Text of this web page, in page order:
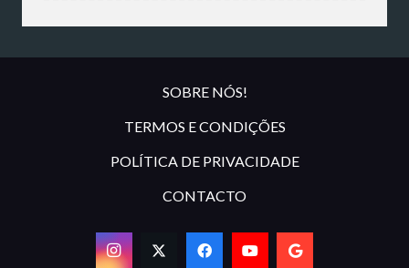
SOBRE NÓS!
TERMOS E CONDIÇÕES
POLÍTICA DE PRIVACIDADE
CONTACTO